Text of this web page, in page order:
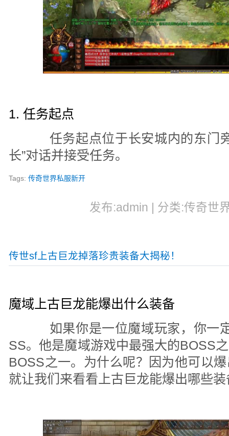
1. 任务起点
任务起点位于长安城内的东门旁
长”对话并接受任务。
Tags:传奇世界私服新开
发布:admin | 分类:传奇世
传世sf上古巨龙掉落珍贵装备大揭秘！
魔域上古巨龙能爆出什么装备
如果你是一位魔域玩家，你一
SS。他是魔域游戏中最强大的BOSS
BOSS之一。为什么呢？因为他可以
就让我们来看看上古巨龙能爆出哪些